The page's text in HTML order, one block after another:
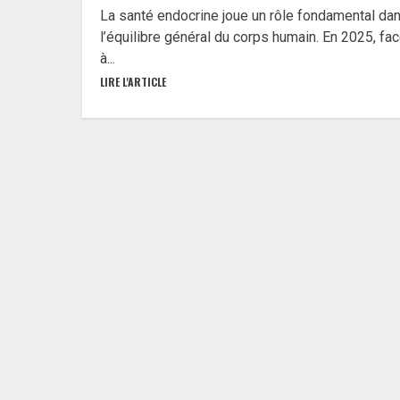
La santé endocrine joue un rôle fondamental
l’équilibre général du corps humain. En 2025,
à...
LIRE L'ARTICLE